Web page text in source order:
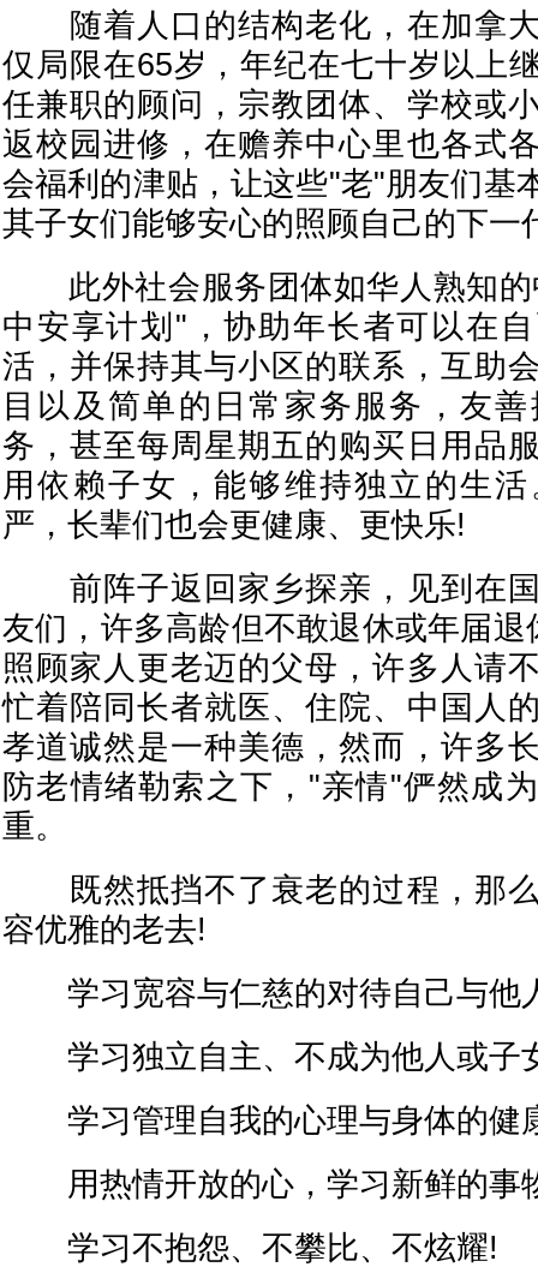
随着人口的结构老化，在加拿大
仅局限在65岁，年纪在七十岁以上
任兼职的顾问，宗教团体、学校或
返校园进修，在赡养中心里也各式
会福利的津贴，让这些"老"朋友们基
其子女们能够安心的照顾自己的下一
此外社会服务团体如华人熟知的
中安享计划"，协助年长者可以在
活，并保持其与小区的联系，互助
目以及简单的日常家务服务，友
务，甚至每周星期五的购买日用品
用依赖子女，能够维持独立的生
严，长辈们也会更健康、更快乐!
前阵子返回家乡探亲，见到在国
友们，许多高龄但不敢退休或年届退
照顾家人更老迈的父母，许多人请
忙着陪同长者就医、住院、中国人
孝道诚然是一种美德，然而，许多
防老情绪勒索之下，"亲情"俨然成
重。
既然抵挡不了衰老的过程，那么
容优雅的老去!
学习宽容与仁慈的对待自己与他
学习独立自主、不成为他人或子
学习管理自我的心理与身体的健
用热情开放的心，学习新鲜的事
学习不抱怨、不攀比、不炫耀!